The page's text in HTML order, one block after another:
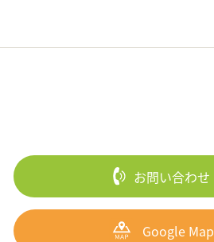
お問い合わせ
Google Map